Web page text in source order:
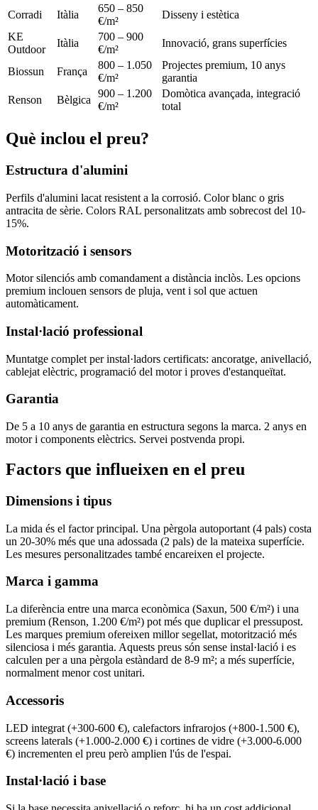
Corradi Itàlia
650 – 850
€/m²
Disseny i estètica
KE
Outdoor
Itàlia
700 – 900
€/m²
Innovació, grans superfícies
Biossun França
800 – 1.050
€/m²
Projectes premium, 10 anys
garantia
Renson
Bèlgica
900 – 1.200
€/m²
Domòtica avançada, integració
total
Què inclou el preu?
Estructura d'alumini
Perfils d'alumini lacat resistent a la corrosió. Color blanc o gris
antracita de sèrie. Colors RAL personalitzats amb sobrecost del 10-
15%.
Motorització i sensors
Motor silenciós amb comandament a distància inclòs. Les opcions
premium inclouen sensors de pluja, vent i sol que actuen
automàticament.
Instal·lació professional
Muntatge complet per instal·ladors certificats: ancoratge, anivellació,
cablejat elèctric, programació del motor i proves d'estanqueïtat.
Garantia
De 5 a 10 anys de garantia en estructura segons la marca. 2 anys en
motor i components elèctrics. Servei postvenda propi.
Factors que influeixen en el preu
Dimensions i tipus
La mida és el factor principal. Una pèrgola autoportant (4 pals) costa
un 20-30% més que una adossada (2 pals) de la mateixa superfície.
Les mesures personalitzades també encareixen el projecte.
Marca i gamma
La diferència entre una marca econòmica (Saxun, 500 €/m²) i una
premium (Renson, 1.200 €/m²) pot més que duplicar el pressupost.
Les marques premium ofereixen millor segellat, motorització més
silenciosa i més garantia. Aquests preus són sense instal·lació i es
calculen per a una pèrgola estàndard de 8-9 m²; a més superfície,
normalment menor cost unitari.
Accessoris
LED integrat (+300-600 €), calefactors infrarojos (+800-1.500 €),
screens laterals (+1.000-2.000 €) i cortines de vidre (+3.000-6.000
€) incrementen el preu però amplien l'ús de l'espai.
Instal·lació i base